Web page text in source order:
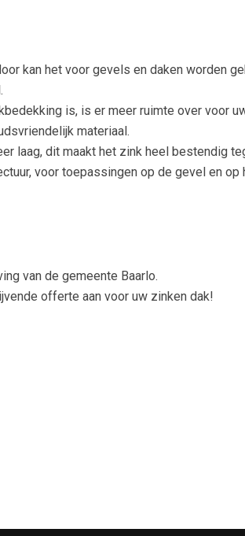
kan het voor gevels en daken worden
is, is er meer ruimte over voor
materiaal.
laag, dit maakt het zink heel bestendig
voor toepassingen op de gevel en
van de gemeente Baarlo.
offerte aan voor uw zinken dak!